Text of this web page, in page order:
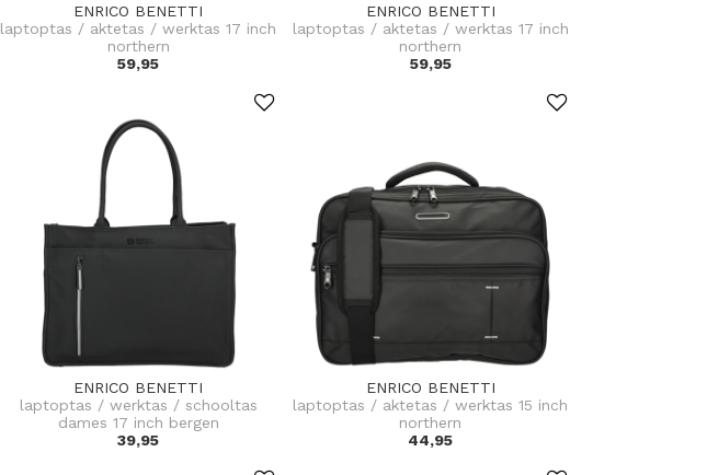
ENRICO BENETTI
laptoptas / aktetas / werktas 17 inch
northern
59,95
ENRICO BENETTI
laptoptas / aktetas / werktas 17 inch
northern
59,95
ENRICO BENETTI
laptoptas / werktas / schooltas
dames 17 inch bergen
39,95
ENRICO BENETTI
laptoptas / aktetas / werktas 15 inch
northern
44,95